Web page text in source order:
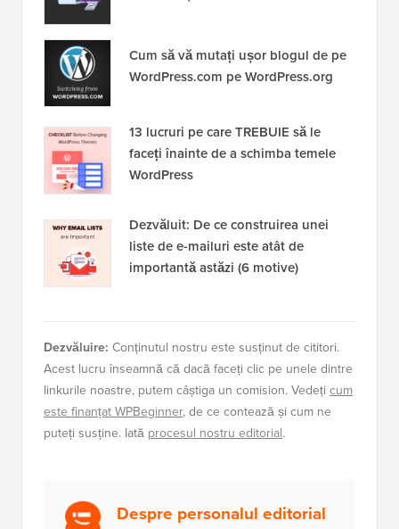
Cum să vă mutați ușor blogul de pe
WordPress.com pe WordPress.org
13 lucruri pe care TREBUIE să le
faceți înainte de a schimba temele
WordPress
Dezvăluit: De ce construirea unei
liste de e-mailuri este atât de
importantă astăzi (6 motive)
Dezvăluire: Conținutul nostru este susținut de cititori.
Acest lucru înseamnă că dacă faceți clic pe unele dintre
linkurile noastre, putem câștiga un comision. Vedeți cum
este finanțat WPBeginner, de ce contează și cum ne
puteți susține. Iată procesul nostru editorial.
Despre personalul editorial